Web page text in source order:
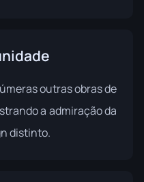
outras obras de
a admiração da
distinto.